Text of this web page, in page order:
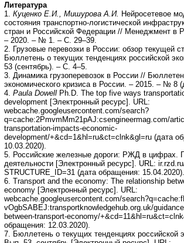
Литература
1. Куценко Е.И., Мишурова А.И. Нейросетевое
состояния транспортно-логистической
стран и Российской Федерации // Менеджмент в
– 2020. – № 1. – С. 29–39.
2. Грузовые перевозки в России: обзор текущей
Бюллетень о текущих тенденциях российской
53 (сентябрь). – С. 4–5.
3. Динамика грузоперевозок в России //
экономического кризиса в России. – 2015. – № 8
4. Paula Dowell Ph.D. The top five ways
development [Электронный ресурс]. URL:
webcache.googleusercontent.com/search?
q=cache:2PmvmMm21pAJ:csengineermag.com/
transportation-impacts-economic-
development/+&cd=1&hl=ru&ct=clnk&gl=ru (дата
10.03.2020).
5. Российские железные дороги: РЖД в цифрах.
деятельности [Электронный ресурс]. URL:
STRUCTURE_ID=31 (дата обращения: 15.04.2020).
6. Transport and the economy: The relationship
economy [Электронный ресурс]. URL:
webcache.googleusercontent.com/
vOgbSABEJ:transportknowledgehub.org.uk/
between-transport-economy/
обращения: 12.03.2020).
7. Бюллетень о текущих тенденциях российской